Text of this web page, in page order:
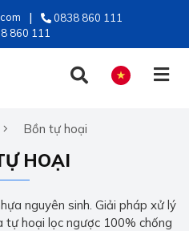
0838 860 111
860 111
Bồn tự hoại
HOẠI
nguyên sinh. Giải pháp xử lý
tự hoại lọc ngược 100% chống